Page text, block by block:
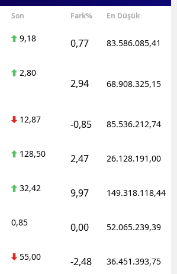
Son Fark% En Düşük
9,18 0,77 83.586.085,41
2,80
2,94 68.908.325,15
12,87 -0,85 85.536.212,74
128,50 2,47 26.128.191,00
32,42 9,97 149.318.118,44
0,85 0,00 52.065.239,39
55,00 -2,48 36.451.393,75